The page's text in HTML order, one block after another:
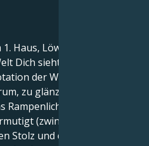
Haus, Löwe - das Haus
Dich sieht und Identität.
der Wiedergeburt. Für
zu glänzen - Sie sind
zu stellen.
(zwingt!) Sie, die
Stolz und die Leistung, die